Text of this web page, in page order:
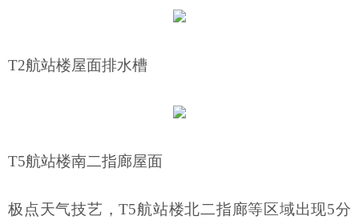
T2航站楼屋面排水槽
T5航站楼南二指廊屋面
极点天气技艺，T5航站楼北二指廊等区域出现5分